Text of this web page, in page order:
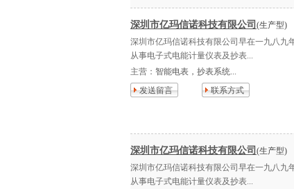
深圳市亿玛信诺科技有限公司 (生产型)
深圳市亿玛信诺科技有限公司早在一九八九
从事电子式电能计量仪表及抄表...
主营： 智能电表，抄表系统...
发送留言
联系方式
深圳市亿玛信诺科技有限公司 (生产型)
深圳市亿玛信诺科技有限公司早在一九八九
从事电子式电能计量仪表及抄表...